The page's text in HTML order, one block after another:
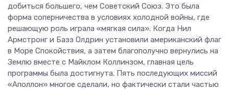
добиться большего, чем Советский Союз. Это была
форма соперничества в условиях холодной войны, где
решающую роль играла «мягкая сила». Когда Нил
Армстронг и Базз Олдрин установили американский флаг
в Море Спокойствия, а затем благополучно вернулись на
Землю вместе с Майклом Коллинзом, главная цель
программы была достигнута. Пять последующих миссий
«Аполлон» многое сделали, но фактически стали частью